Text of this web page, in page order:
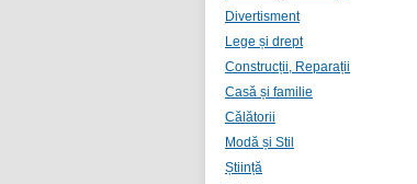
Divertisment
Lege și drept
Construcții, Reparații
Casă și familie
Călătorii
Modă și Stil
Știință